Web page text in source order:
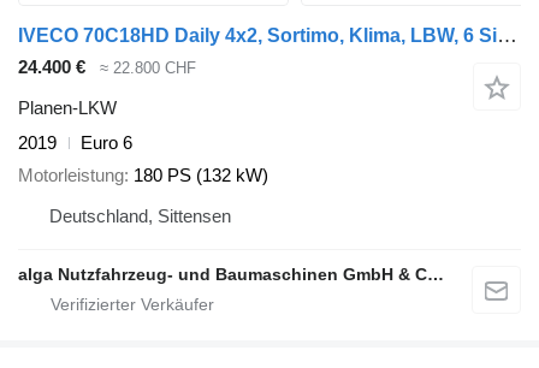
IVECO 70C18HD Daily 4x2, Sortimo, Klima, LBW, 6 Sitze
24.400 € ≈ 22.800 CHF
Planen-LKW
2019
Euro 6
Motorleistung 180 PS (132 kW)
Deutschland, Sittensen
alga Nutzfahrzeug- und Baumaschinen GmbH & Co. KG